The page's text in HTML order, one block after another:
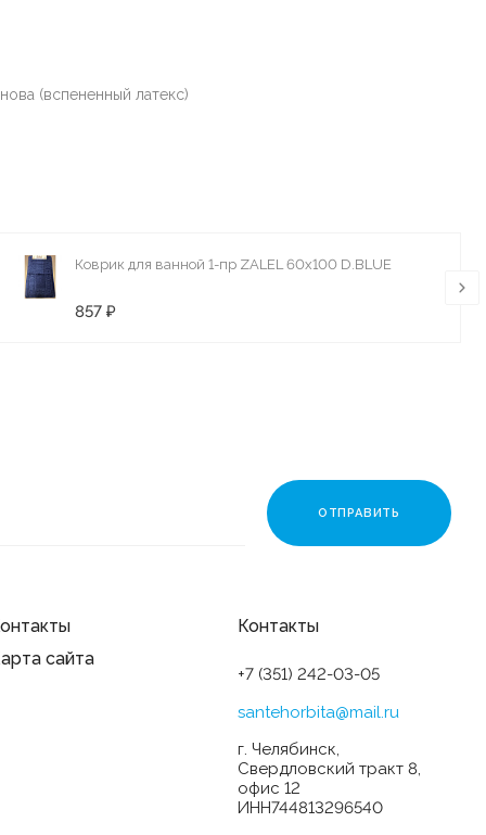
(вспененный латекс)
Коврик для ванной 1-пр ZALEL 60x100 D.BLUE
857 ₽
сайта
Контакты
+7 (351) 242-03-05
santehorbita@mail.ru
г. Челябинск,
Свердловский тракт 8,
офис 12
ИНН744813296540